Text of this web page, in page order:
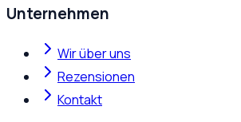
Unternehmen
Wir über uns
Rezensionen
Kontakt